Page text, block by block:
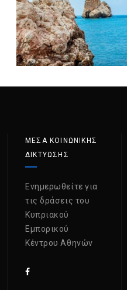
ΜΈΣΑ ΚΟΙΝΩΝΙΚΉΣ
ΔΙΚΤΎΩΣΗΣ
Ενημερωθείτε για
τις δράσεις του
Κυπριακού
Εμπορικού
Κέντρου Αθηνών